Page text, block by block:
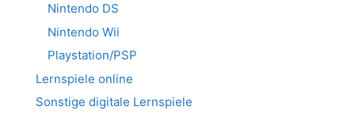
Nintendo DS
Nintendo Wii
Playstation/PSP
Lernspiele online
Sonstige digitale Lernspiele